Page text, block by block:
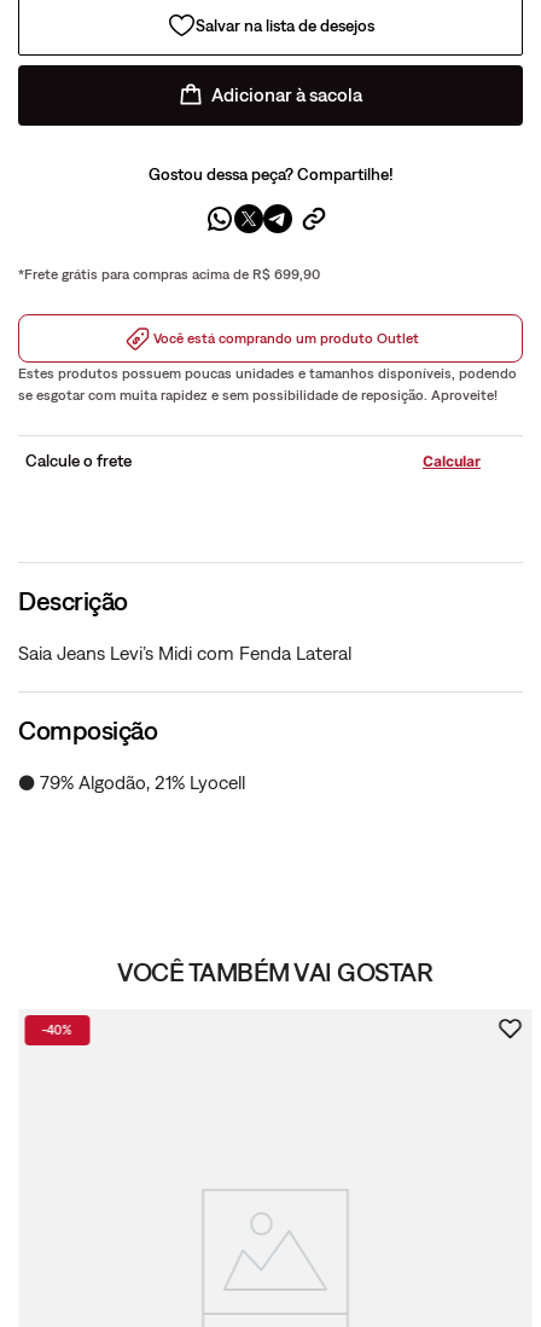
Adicionar à sacola
Gostou dessa peça? Compartilhe!
*Frete grátis para compras acima de R$ 699,90
Você está comprando um produto Outlet
Estes produtos possuem poucas unidades e tamanhos disponíveis, podendo
se esgotar com muita rapidez e sem possibilidade de reposição. Aproveite!
Calcule o frete
Descrição
Saia Jeans Levi’s Midi com Fenda Lateral
Composição
● 79% Algodão, 21% Lyocell
VOCÊ TAMBÉM VAI GOSTAR
-40%